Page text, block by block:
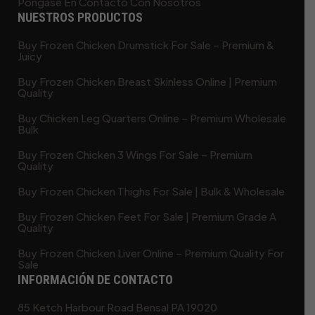
NUESTROS PRODUCTOS
Buy Frozen Chicken Drumstick For Sale – Premium &
Juicy
Buy Frozen Chicken Breast Skinless Online | Premium
Quality
Buy Chicken Leg Quarters Online – Premium Wholesale
Bulk
Buy Frozen Chicken 3 Wings For Sale – Premium
Quality
Buy Frozen Chicken Thighs For Sale | Bulk & Wholesale
Buy Frozen Chicken Feet For Sale | Premium Grade A
Quality
Buy Frozen Chicken Liver Online – Premium Quality For
Sale
INFORMACIÓN DE CONTACTO
85 Ketch Harbour Road Bensal PA 19020